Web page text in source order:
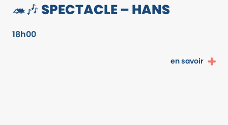
🦔🎶 SPECTACLE – HANS
18h00
en savoir